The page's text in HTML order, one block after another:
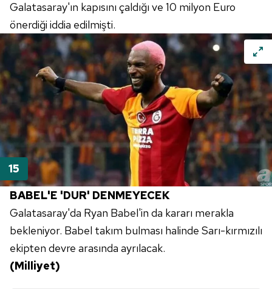
Galatasaray'ın kapısını çaldığı ve 10 milyon Euro
önerdiği iddia edilmişti.
BABEL'E 'DUR' DENMEYECEK
Galatasaray'da Ryan Babel'in da kararı merakla
bekleniyor. Babel takım bulması halinde Sarı-kırmızılı
ekipten devre arasında ayrılacak.
(Milliyet)